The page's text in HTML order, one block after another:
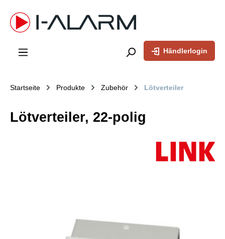
springen
Händlerlogin
Startseite Produkte Zubehör Lötverteiler
Lötverteiler, 22-polig